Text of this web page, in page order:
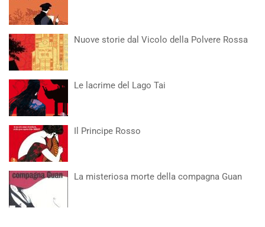
Nuove storie dal Vicolo della Polvere Rossa
Le lacrime del Lago Tai
Il Principe Rosso
La misteriosa morte della compagna Guan